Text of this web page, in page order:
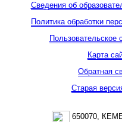
Сведения об
Политика обработки
Пользовательское
Карта
Обратная
Старая
650070,